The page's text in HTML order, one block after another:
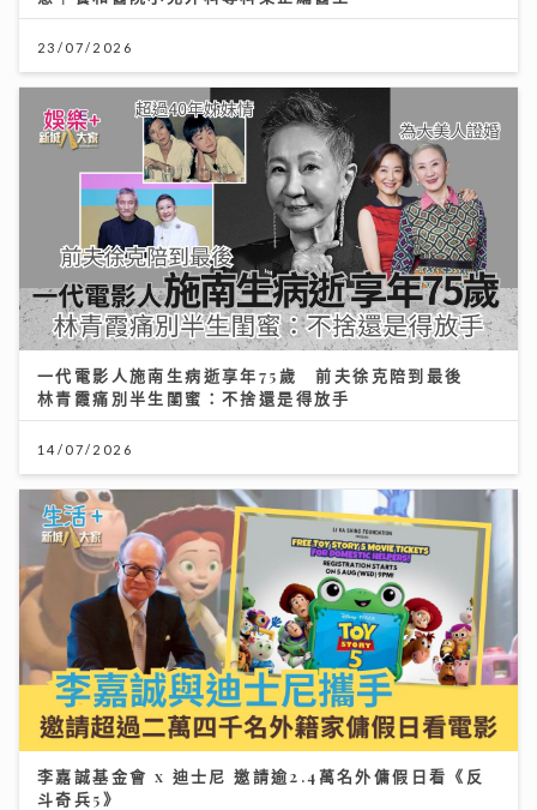
23/07/2026
一代電影人施南生病逝享年75歲 前夫徐克陪到最後
林青霞痛別半生閨蜜：不捨還是得放手
14/07/2026
李嘉誠基金會 x 迪士尼 邀請逾2.4萬名外傭假日看《反
斗奇兵5》